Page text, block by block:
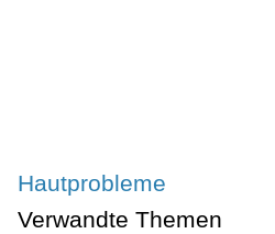
Hautprobleme
Verwandte Themen